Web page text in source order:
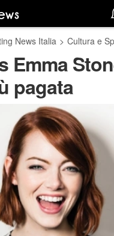
News Italia > Cultura e
Emma
pagata